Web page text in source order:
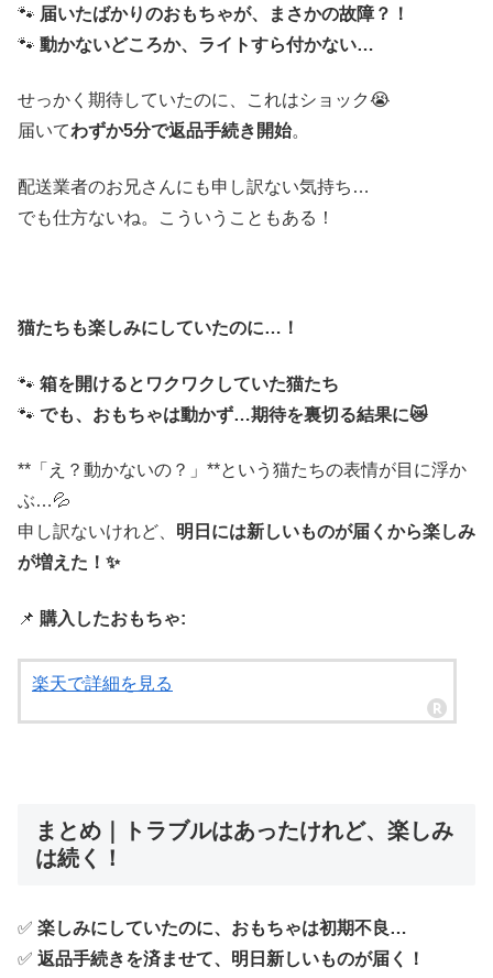
🐾 届いたばかりのおもちゃが、まさかの故障？！
🐾 動かないどころか、ライトすら付かない…
せっかく期待していたのに、これはショック😭
届いてわずか5分で返品手続き開始。
配送業者のお兄さんにも申し訳ない気持ち…
でも仕方ないね。こういうこともある！
猫たちも楽しみにしていたのに…！
🐾 箱を開けるとワクワクしていた猫たち
🐾 でも、おもちゃは動かず…期待を裏切る結果に😿
**「え？動かないの？」**という猫たちの表情が目に浮か
ぶ…💦
申し訳ないけれど、 明日には新しいものが届くから楽しみ
が増えた！✨
📌 購入したおもちゃ:
楽天で詳細を見る
まとめ｜トラブルはあったけれど、楽しみ
は続く！
✅ 楽しみにしていたのに、おもちゃは初期不良…
✅ 返品手続きを済ませて、明日新しいものが届く！